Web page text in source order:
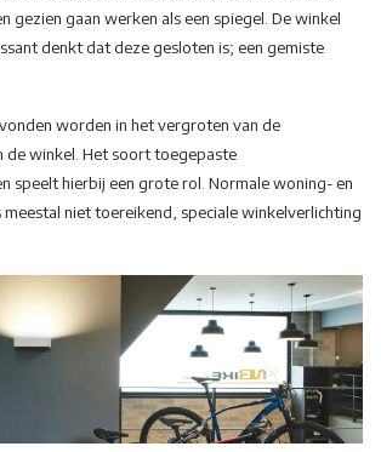
gezien gaan werken als een spiegel. De winkel
denkt dat deze gesloten is; een gemiste
worden in het vergroten van de
de winkel. Het soort toegepaste
speelt hierbij een grote rol. Normale woning- en
niet toereikend, speciale winkelverlichting